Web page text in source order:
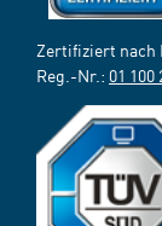
Zertifiziert nach
Reg.-Nr.: 01 100